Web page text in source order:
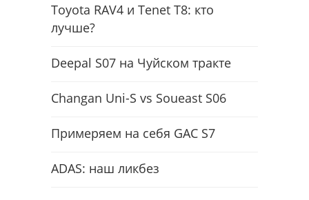
Toyota RAV4 и Tenet T8: кто
лучше?
Deepal S07 на Чуйском тракте
Changan Uni-S vs Soueast S06
Примеряем на себя GAC S7
ADAS: наш ликбез